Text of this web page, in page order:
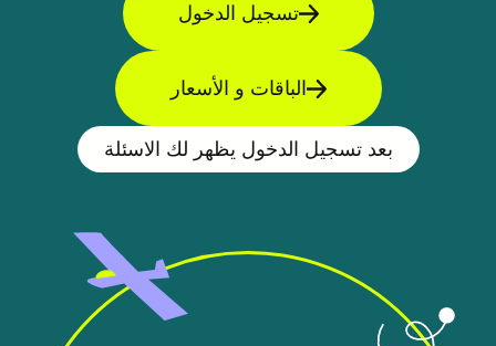
تسجيل الدخول
الباقات و الأسعار
بعد تسجيل الدخول يظهر لك الاسئلة